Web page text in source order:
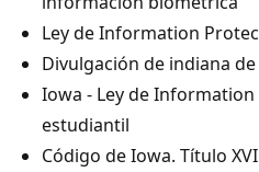
Ley de Information
Divulgación de indiana
Iowa - Ley de
estudiantil
Código de Iowa. Título